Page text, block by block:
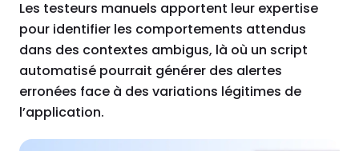
Les testeurs manuels apportent leur expertise
pour identifier les comportements attendus
dans des contextes ambigus, là où un script
automatisé pourrait générer des alertes
erronées face à des variations légitimes de
l’application.